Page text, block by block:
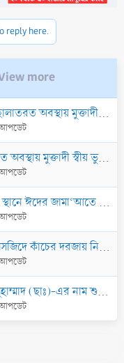
reply here.
more
‘সামি‘আল্লাহু লিমান হামিদাহ’ বলতে হবে কি?
ভুলের কারণে সহো সিজদা দিতে পারবে কি?
ইমামতি করতে পারবে কি?
প্রতিচ্ছবি দেখা গেলে ছালাত কবুল হবে কি?
‘আলাইহে ওয়া সাল্লাম’ বলতে হবে কি?